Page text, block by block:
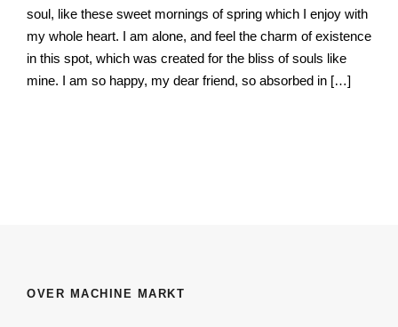
soul, like these sweet mornings of spring which I enjoy with
my whole heart. I am alone, and feel the charm of existence
in this spot, which was created for the bliss of souls like
mine. I am so happy, my dear friend, so absorbed in […]
OVER MACHINE MARKT